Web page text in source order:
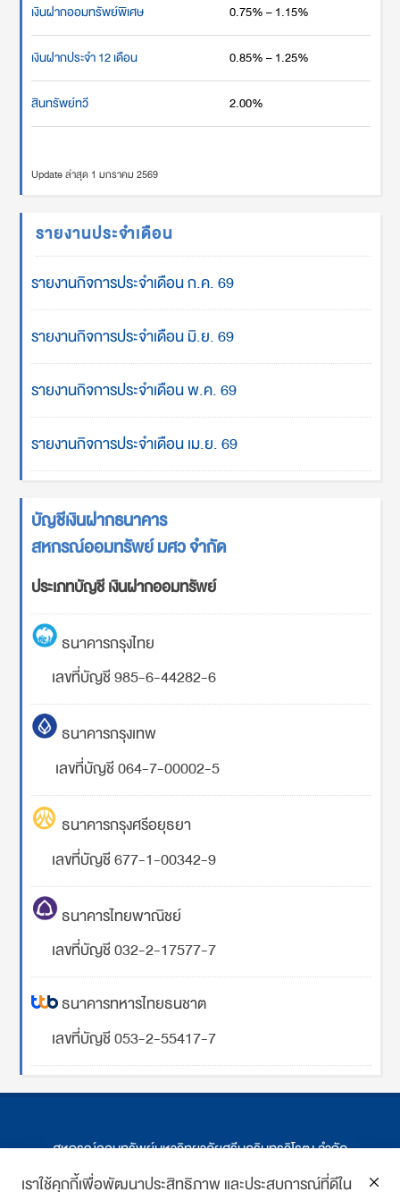
เงินฝากออมทรัพย์พิเศษ 0.75% – 1.15%
เงินฝากประจำ 12 เดือน 0.85% – 1.25%
สินทรัพย์ทวี 2.00%
Update ล่าสุด 1 มกราคม 2569
รายงานประจำเดือน
รายงานกิจการประจำเดือน ก.ค. 69
รายงานกิจการประจำเดือน มิ.ย. 69
รายงานกิจการประจำเดือน พ.ค. 69
รายงานกิจการประจำเดือน เม.ย. 69
บัญชีเงินฝากธนาคาร
สหกรณ์ออมทรัพย์ มศว จำกัด
ประเภทบัญชี เงินฝากออมทรัพย์
ธนาคารกรุงไทย
เลขที่บัญชี 985-6-44282-6
ธนาคารกรุงเทพ
เลขที่บัญชี 064-7-00002-5
ธนาคารกรุงศรีอยุธยา
เลขที่บัญชี 677-1-00342-9
ธนาคารไทยพาณิชย์
เลขที่บัญชี 032-2-17577-7
ธนาคารทหารไทยธนชาต
เลขที่บัญชี 053-2-55417-7
สหกรณ์ออมทรัพย์มหาวิทยาลัยศรีนครินทรวิโรฒ จำกัด
ที่ตั้ง 114 ซ.สุขุมวิท 23 ถ.สุขุมวิท กรุงเทพฯ
เราใช้คุกกี้เพื่อพัฒนาประสิทธิภาพ และประสบการณ์ที่ดีใน